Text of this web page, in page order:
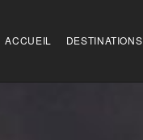
ACCUEIL DESTINATIONS